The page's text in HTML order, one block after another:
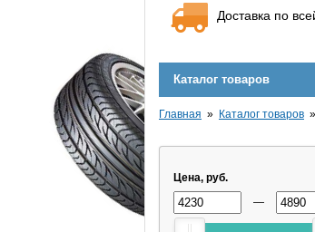
Доставка по
Каталог товаров
Главная Каталог товаров
Цена, руб.
—